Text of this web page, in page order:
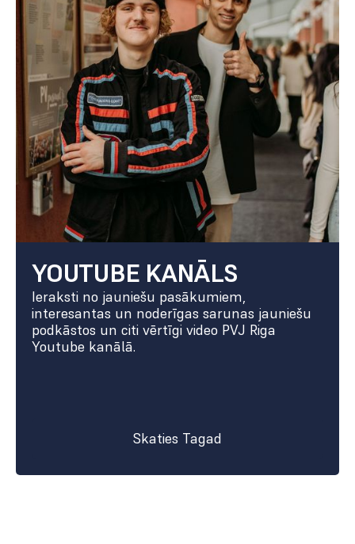
YOUTUBE KANĀLS
Ieraksti no jauniešu pasākumiem,
interesantas un noderīgas sarunas jauniešu
podkāstos un citi vērtīgi video PVJ Riga
Youtube kanālā.
Skaties Tagad